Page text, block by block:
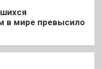
в мире превысило